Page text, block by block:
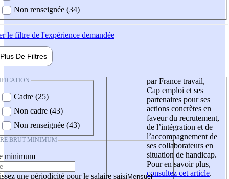
Non renseignée (34)
le filtre de l'expérience demandée
Plus De Filtres
Cadre (25)
Non cadre (43)
Non renseignée (43)
BRUT MINIMUM
minimum
une périodicité pour le salaire saisi
par France travail,
Cap emploi et ses
partenaires pour ses
actions concrètes en
faveur du recrutement,
de l’intégration et de
l’accompagnement de
ses collaborateurs en
situation de handicap.
Pour en savoir plus,
consultez cet article.